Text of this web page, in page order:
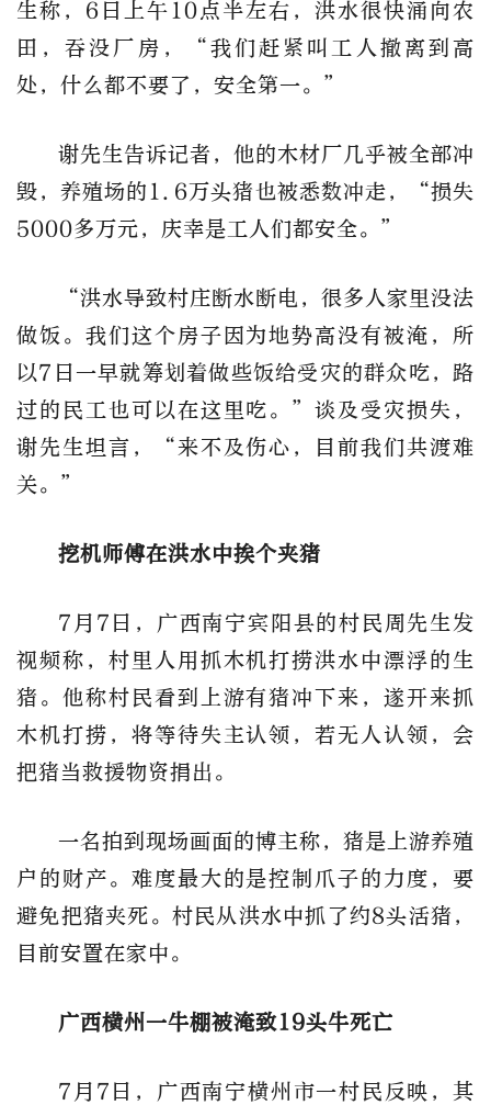
生称，6日上午10点半左右，洪水很快涌向农
田，吞没厂房，“我们赶紧叫工人撤离到高
处，什么都不要了，安全第一。”
谢先生告诉记者，他的木材厂几乎被全部冲
毁，养殖场的1.6万头猪也被悉数冲走，“损失
5000多万元，庆幸是工人们都安全。”
“洪水导致村庄断水断电，很多人家里没法
做饭。我们这个房子因为地势高没有被淹，所
以7日一早就筹划着做些饭给受灾的群众吃，路
过的民工也可以在这里吃。”谈及受灾损失，
谢先生坦言，“来不及伤心，目前我们共渡难
关。”
挖机师傅在洪水中挨个夹猪
7月7日，广西南宁宾阳县的村民周先生发
视频称，村里人用抓木机打捞洪水中漂浮的生
猪。他称村民看到上游有猪冲下来，遂开来抓
木机打捞，将等待失主认领，若无人认领，会
把猪当救援物资捐出。
一名拍到现场画面的博主称，猪是上游养殖
户的财产。难度最大的是控制爪子的力度，要
避免把猪夹死。村民从洪水中抓了约8头活猪，
目前安置在家中。
广西横州一牛棚被淹致19头牛死亡
7月7日，广西南宁横州市一村民反映，其